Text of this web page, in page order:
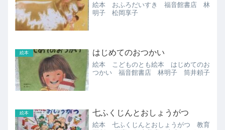
絵本 おふろだいすき 福音館書店 林
明子 松岡享子
絵本 はじめてのおつかい
絵本 こどものとも絵本 はじめてのお
つかい 福音館書店 林明子 筒井頼子
絵本 七ふくじんとおしょうがつ
絵本 七ふくじんとおしょうがつ 教育